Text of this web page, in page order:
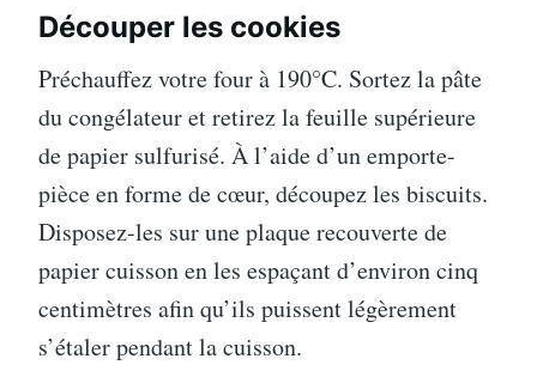
Découper les cookies
Préchauffez votre four à 190°C. Sortez la pâte
du congélateur et retirez la feuille supérieure
de papier sulfurisé. À l’aide d’un emporte-
pièce en forme de cœur, découpez les biscuits.
Disposez-les sur une plaque recouverte de
papier cuisson en les espaçant d’environ cinq
centimètres afin qu’ils puissent légèrement
s’étaler pendant la cuisson.